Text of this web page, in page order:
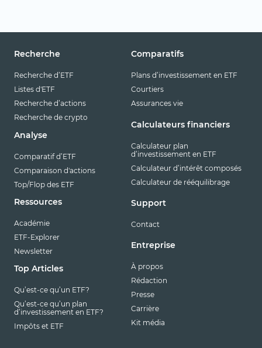
Recherche
Recherche d’ETF
Listes d'ETF
Recherche d’actions
Recherche de crypto
Analyse
Comparatif d’ETF
Comparaison d'actions
Top/Flop des ETF
Ressources
Académie
ETF-Explorer
Newsletter
Top Articles
Qu’est-ce qu’un ETF?
Qu’est-ce qu’un plan
d’investissement en ETF?
Impôts et ETF
Comparatifs
Plans d’investissement en ETF
Courtiers
Assurances vie
Calculateurs financiers
Calculateur plan
d’investissement en ETF
Calculateur d’intérêt composés
Calculateur de rééquilibrage
Support
Contact
Entreprise
À propos
Rédaction
Presse
Carrière
Kit média